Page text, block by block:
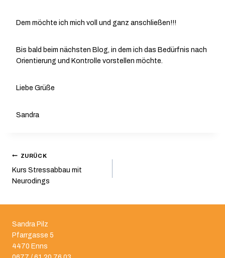
Dem möchte ich mich voll und ganz anschließen!!!
Bis bald beim nächsten Blog, in dem ich das Bedürfnis nach
Orientierung und Kontrolle vorstellen möchte.
Liebe Grüße
Sandra
Beitragsnavigation
ZURÜCK
Kurs Stressabbau mit
Neurodings
Sandra Pilz
Pfarrgasse 5
4470 Enns